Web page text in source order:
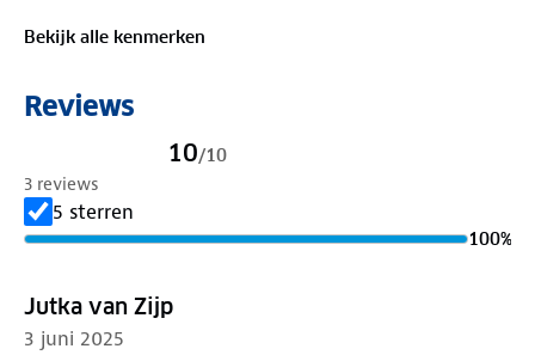
van de Burchtwijk, ga een middag baden in het
de heuvels van Boeda.
Met uitneembare kaart
Deze kleine reisgids past gemakkelijk in je tas of
achterzak en heeft een handige uitneembare kaart
met daarop de beste tips voor winkelen, eten en
drinken en uitgaan.
Bekijk alle kenmerken
Reviews
10/10
3 reviews
5 sterren
100%
Jutka van Zijp
3 juni 2025